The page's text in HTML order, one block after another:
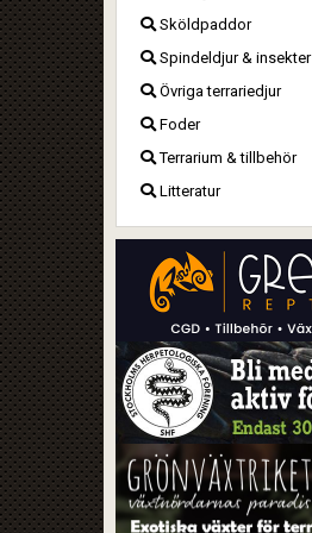
Sköldpaddor
Spindeldjur & insekter
Övriga terrariedjur
Foder
Terrarium & tillbehör
Litteratur